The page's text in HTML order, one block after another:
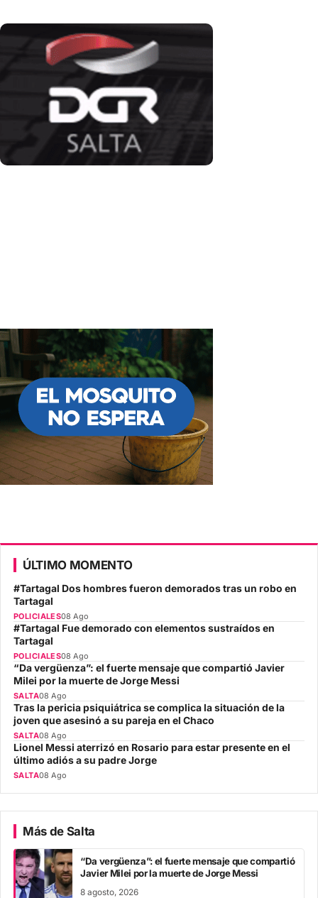
ÚLTIMO MOMENTO
#Tartagal Dos hombres fueron demorados tras un robo en
Tartagal
POLICIALES08 Ago
#Tartagal Fue demorado con elementos sustraídos en
Tartagal
POLICIALES08 Ago
“Da vergüenza”: el fuerte mensaje que compartió Javier
Milei por la muerte de Jorge Messi
SALTA08 Ago
Tras la pericia psiquiátrica se complica la situación de la
joven que asesinó a su pareja en el Chaco
SALTA08 Ago
Lionel Messi aterrizó en Rosario para estar presente en el
último adiós a su padre Jorge
SALTA08 Ago
Más de Salta
“Da vergüenza”: el fuerte mensaje que compartió
Javier Milei por la muerte de Jorge Messi
8 agosto, 2026